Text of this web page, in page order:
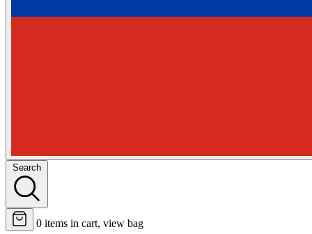
Search
0 items in cart, view bag